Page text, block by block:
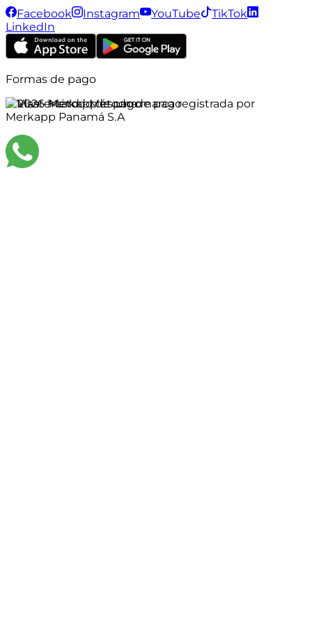
Facebook
Instagram YouTube
TikTok
LinkedIn
Formas de pago
©2026Merkapp es una marca registrada por
Merkapp Panamá S.A